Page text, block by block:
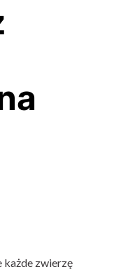
każde zwierzę